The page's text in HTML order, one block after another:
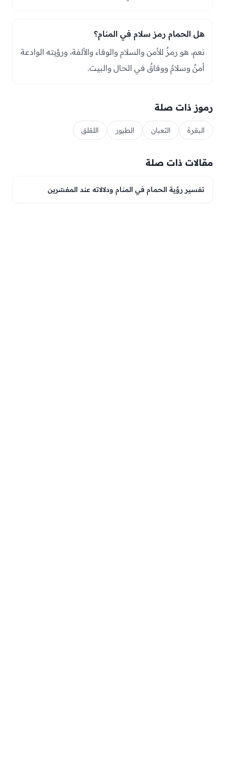
هل الحمام رمز سلام في المنام؟
نعم، هو رمزٌ للأمن والسلام والوفاء والألفة، ورؤيته الوادعة
أمنٌ وسلامٌ ووفاقٌ في الحال والبيت.
رموز ذات صلة
البقرة الثعبان الطيور اللقلق
مقالات ذات صلة
تفسير رؤية الحمام في المنام ودلالاته عند المفسّرين